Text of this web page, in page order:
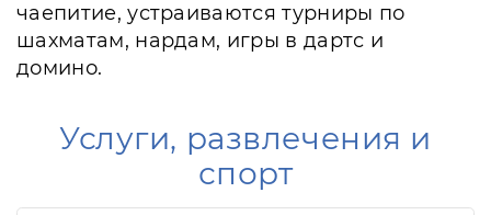
чаепитие, устраиваются турниры по
шахматам, нардам, игры в дартс и
домино.
Услуги, развлечения и
спорт